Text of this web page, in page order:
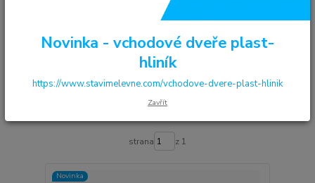
Upřesnit parametry
Nejnovější Nejlevnější Nejdražší
strana z 1
Novinka
Novinka - vchodové dveře plast-
hliník
https://www.stavimelevne.com/vchodove-dvere-plast-hlinik
Zavřít